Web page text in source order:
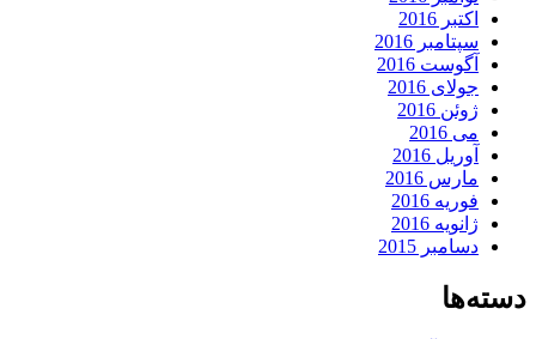
اکتبر 2016
سپتامبر 2016
آگوست 2016
جولای 2016
ژوئن 2016
می 2016
آوریل 2016
مارس 2016
فوریه 2016
ژانویه 2016
دسامبر 2015
دسته‌ها